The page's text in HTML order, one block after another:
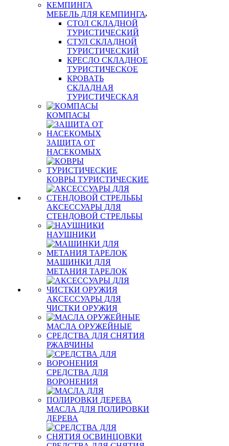
МЕБЕЛЬ ДЛЯ КЕМПИНГА
СТОЛ СКЛАДНОЙ
ТУРИСТИЧЕСКИЙ
СТУЛ СКЛАДНОЙ
ТУРИСТИЧЕСКИЙ
КРЕСЛО СКЛАДНОЕ
ТУРИСТИЧЕСКОЕ
КРОВАТЬ
СКЛАДНАЯ
ТУРИСТИЧЕСКАЯ
КОМПАСЫ
ЗАЩИТА ОТ
НАСЕКОМЫХ
КОВРЫ ТУРИСТИЧЕСКИЕ
АКСЕССУАРЫ ДЛЯ
СТЕНДОВОЙ СТРЕЛЬБЫ
НАУШНИКИ
МАШИНКИ ДЛЯ
МЕТАНИЯ ТАРЕЛОК
АКСЕССУАРЫ ДЛЯ
ЧИСТКИ ОРУЖИЯ
МАСЛА ОРУЖЕЙНЫЕ
СРЕДСТВА ДЛЯ СНЯТИЯ
РЖАВЧИНЫ
СРЕДСТВА ДЛЯ
ВОРОНЕНИЯ
МАСЛА ДЛЯ ПОЛИРОВКИ
ДЕРЕВА